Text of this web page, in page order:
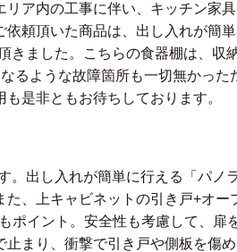
ア内の工事に伴い、キッチン家
頼頂いた商品は、出し入れが簡
ました。こちらの食器棚は、収
るような故障箇所も一切無かった
是非ともお待ちしております。
出し入れが簡単に行える「パノ
、上キャビネットの引き戸+オー
ポイント。安全性も考慮して、扉
まり、衝撃で引き戸や側板を傷